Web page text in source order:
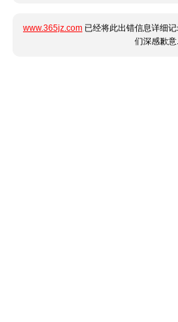
www.365jz.com 已经将此出错信息详细
们深感歉意.